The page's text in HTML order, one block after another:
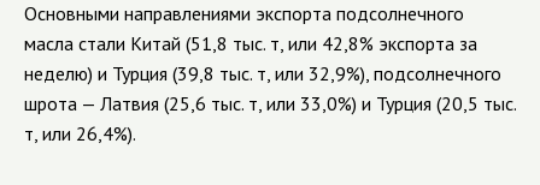
Основными направлениями экспорта подсолнечного
масла стали Китай (51,8 тыс. т, или 42,8% экспорта за
неделю) и Турция (39,8 тыс. т, или 32,9%), подсолнечного
шрота — Латвия (25,6 тыс. т, или 33,0%) и Турция (20,5 тыс.
т, или 26,4%).